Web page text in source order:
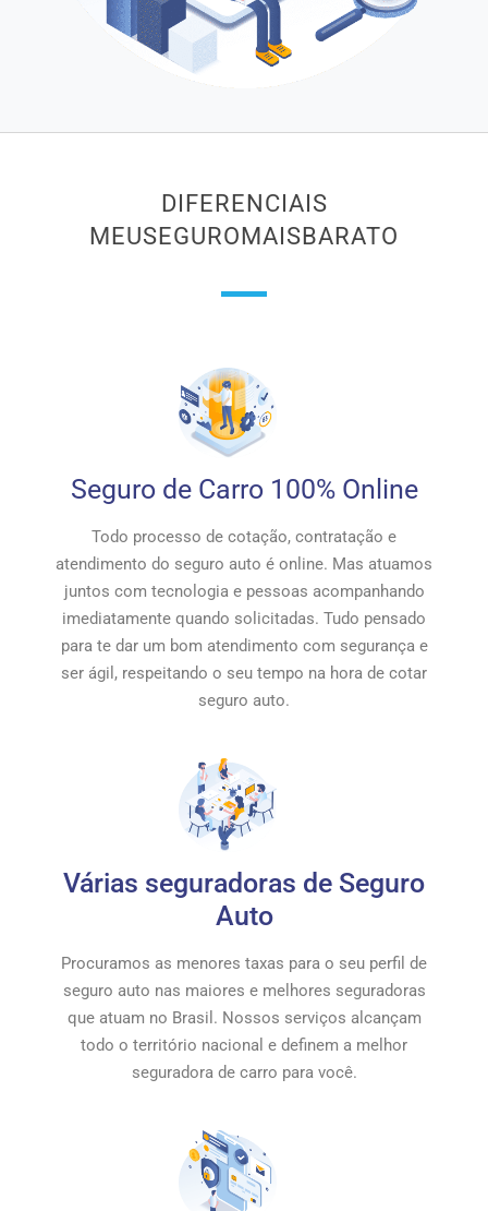
DIFERENCIAIS
MEUSEGUROMAISBARATO
Seguro de Carro 100% Online
Todo processo de cotação, contratação e
atendimento do seguro auto é online. Mas atuamos
juntos com tecnologia e pessoas acompanhando
imediatamente quando solicitadas. Tudo pensado
para te dar um bom atendimento com segurança e
ser ágil, respeitando o seu tempo na hora de cotar
seguro auto.
Várias seguradoras de Seguro
Auto
Procuramos as menores taxas para o seu perfil de
seguro auto nas maiores e melhores seguradoras
que atuam no Brasil. Nossos serviços alcançam
todo o território nacional e definem a melhor
seguradora de carro para você.